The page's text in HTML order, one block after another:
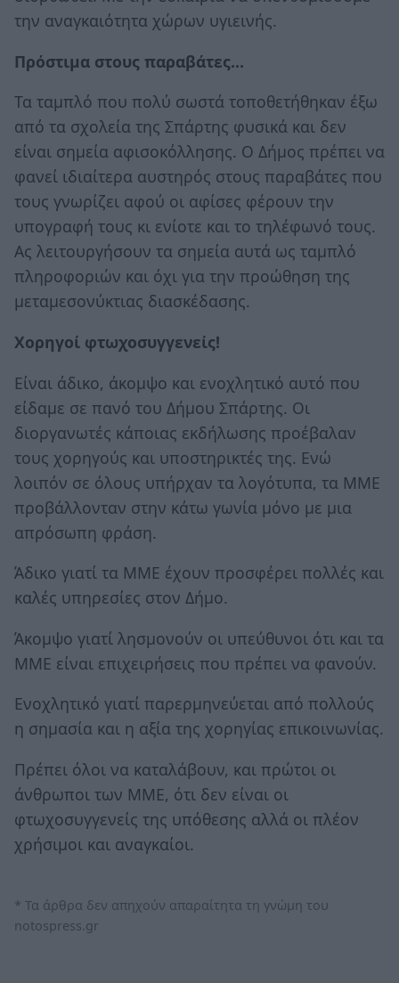
την αναγκαιότητα χώρων υγιεινής.
Πρόστιμα στους παραβάτες…
Τα ταμπλό που πολύ σωστά τοποθετήθηκαν έξω
από τα σχολεία της Σπάρτης φυσικά και δεν
είναι σημεία αφισοκόλλησης. Ο Δήμος πρέπει να
φανεί ιδιαίτερα αυστηρός στους παραβάτες που
τους γνωρίζει αφού οι αφίσες φέρουν την
υπογραφή τους κι ενίοτε και το τηλέφωνό τους.
Ας λειτουργήσουν τα σημεία αυτά ως ταμπλό
πληροφοριών και όχι για την προώθηση της
μεταμεσονύκτιας διασκέδασης.
Χορηγοί φτωχοσυγγενείς!
Είναι άδικο, άκομψο και ενοχλητικό αυτό που
είδαμε σε πανό του Δήμου Σπάρτης. Οι
διοργανωτές κάποιας εκδήλωσης προέβαλαν
τους χορηγούς και υποστηρικτές της. Ενώ
λοιπόν σε όλους υπήρχαν τα λογότυπα, τα ΜΜΕ
προβάλλονταν στην κάτω γωνία μόνο με μια
απρόσωπη φράση.
Άδικο γιατί τα ΜΜΕ έχουν προσφέρει πολλές και
καλές υπηρεσίες στον Δήμο.
Άκομψο γιατί λησμονούν οι υπεύθυνοι ότι και τα
ΜΜΕ είναι επιχειρήσεις που πρέπει να φανούν.
Ενοχλητικό γιατί παρερμηνεύεται από πολλούς
η σημασία και η αξία της χορηγίας επικοινωνίας.
Πρέπει όλοι να καταλάβουν, και πρώτοι οι
άνθρωποι των ΜΜΕ, ότι δεν είναι οι
φτωχοσυγγενείς της υπόθεσης αλλά οι πλέον
χρήσιμοι και αναγκαίοι.
* Τα άρθρα δεν απηχούν απαραίτητα τη γνώμη του
notospress.gr